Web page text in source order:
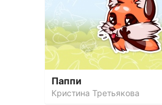
Паппи
Кристина Третьякова